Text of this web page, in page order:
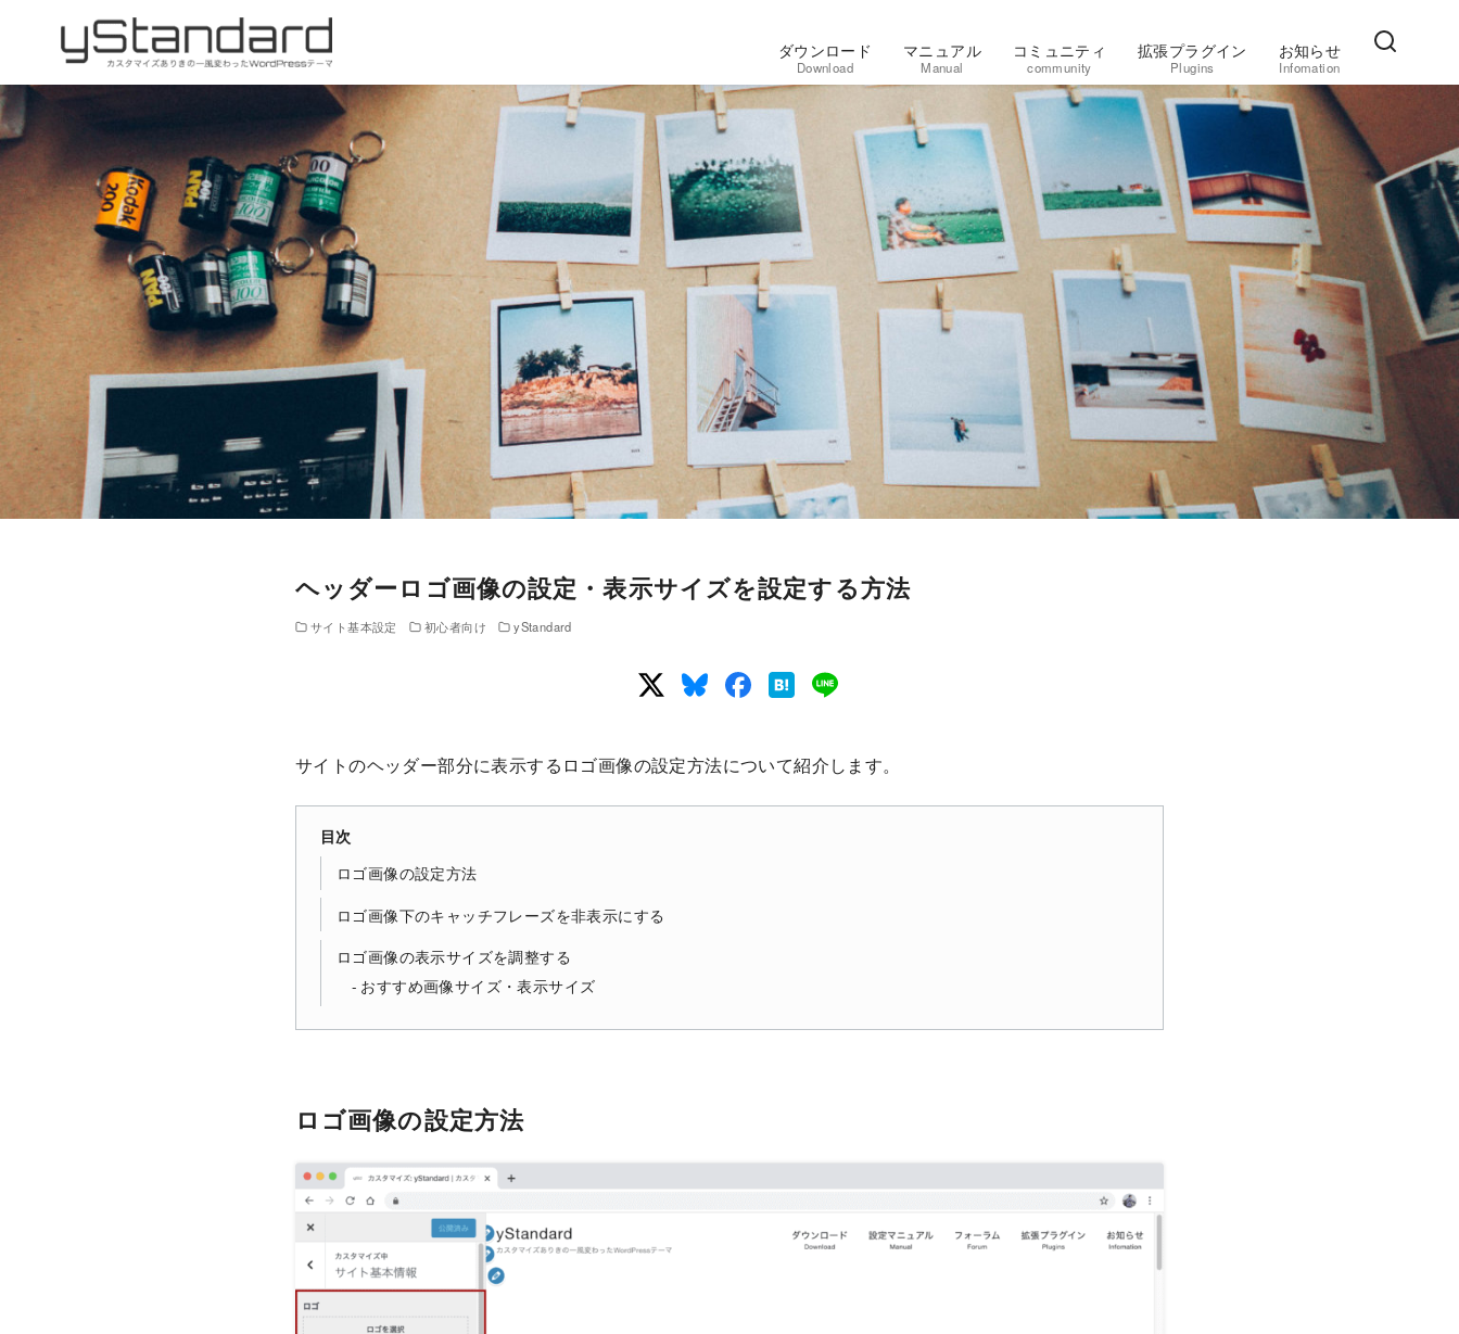
コ
ン
テ
ン
ツ
移
ダウンロード
Download
マニュアル
Manual
コミュニティ
community
拡張プラグイン
Plugins
お知らせ
Infomation
ヘッダーロゴ画像の設定・表示サイズを設定する方法
サイト基本設定 初心者向け yStandard
サイトのヘッダー部分に表示するロゴ画像の設定方法について紹介します。
目次
ロゴ画像の設定方法
ロゴ画像下のキャッチフレーズを非表示にする
ロゴ画像の表示サイズを調整する
おすすめ画像サイズ・表示サイズ
ロゴ画像の設定方法